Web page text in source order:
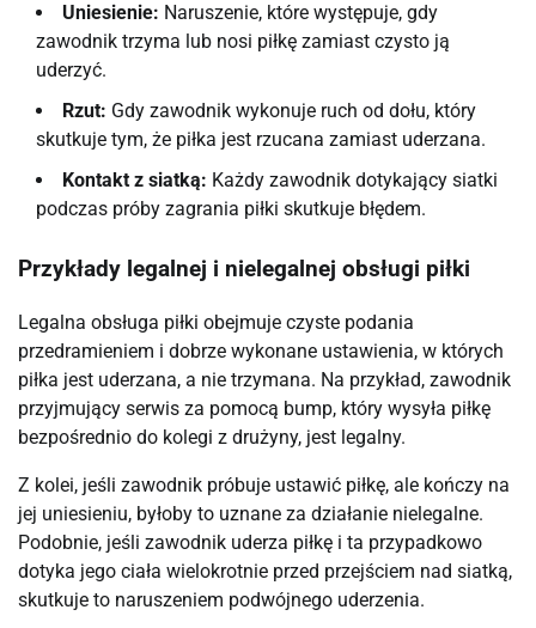
Uniesienie: Naruszenie, które występuje, gdy
zawodnik trzyma lub nosi piłkę zamiast czysto ją
uderzyć.
Rzut: Gdy zawodnik wykonuje ruch od dołu, który
skutkuje tym, że piłka jest rzucana zamiast uderzana.
Kontakt z siatką: Każdy zawodnik dotykający siatki
podczas próby zagrania piłki skutkuje błędem.
Przykłady legalnej i nielegalnej obsługi piłki
Legalna obsługa piłki obejmuje czyste podania
przedramieniem i dobrze wykonane ustawienia, w których
piłka jest uderzana, a nie trzymana. Na przykład, zawodnik
przyjmujący serwis za pomocą bump, który wysyła piłkę
bezpośrednio do kolegi z drużyny, jest legalny.
Z kolei, jeśli zawodnik próbuje ustawić piłkę, ale kończy na
jej uniesieniu, byłoby to uznane za działanie nielegalne.
Podobnie, jeśli zawodnik uderza piłkę i ta przypadkowo
dotyka jego ciała wielokrotnie przed przejściem nad siatką,
skutkuje to naruszeniem podwójnego uderzenia.